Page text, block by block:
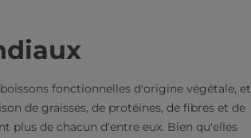
fonctionnelles d'origine végétale, et
de graisses, de protéines, de fibres et de
plus de chacun d'entre eux. Bien qu'elles